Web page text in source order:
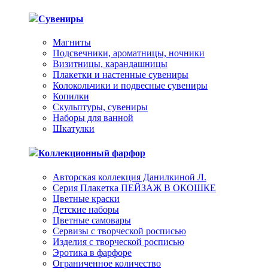
Сувениры
Магниты
Подсвечники, ароматницы, ночники
Визитницы, карандашницы
Плакетки и настенные сувениры
Колокольчики и подвесные сувениры
Копилки
Скульптуры, сувениры
Наборы для ванной
Шкатулки
Коллекционный фарфор
Авторская коллекция Данилкиной Л.
Серия Плакетка ПЕЙЗАЖ В ОКОШКЕ
Цветные краски
Детские наборы
Цветные самовары
Сервизы с творческой росписью
Изделия с творческой росписью
Эротика в фарфоре
Ограниченное количество